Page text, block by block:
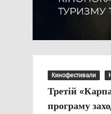
Кинофестивали
Третій
програму